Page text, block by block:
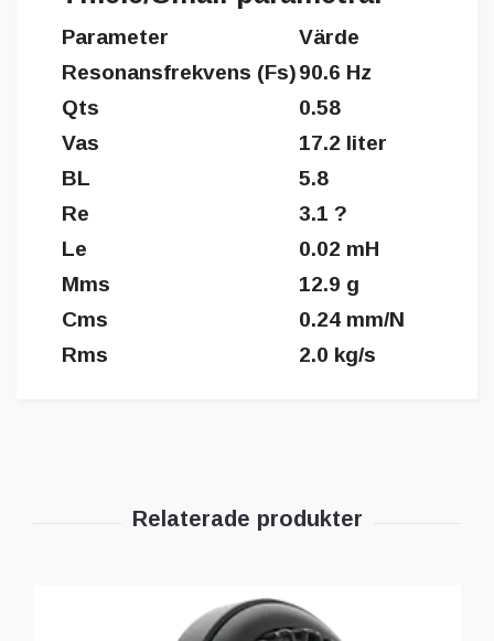
Parameter
Värde
Resonansfrekvens (Fs)90.6 Hz
Qts
0.58
Vas
17.2 liter
BL
5.8
Re
3.1 ?
Le
0.02 mH
Mms
12.9 g
Cms
0.24 mm/N
Rms
2.0 kg/s